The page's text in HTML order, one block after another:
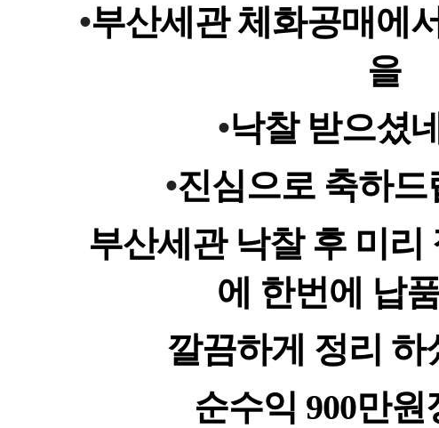
•부산세관체화공매에
을
•낙찰 받으셨
•진심으로 축하드
부산세관 낙찰 후 미리
에 한번에 납
깔끔하게 정리
순수익 900만